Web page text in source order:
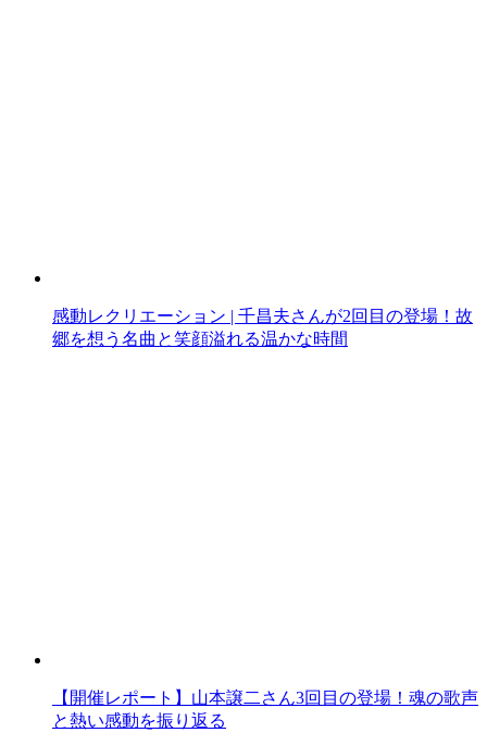
感動レクリエーション | 千昌夫さんが2回目の登場！故
郷を想う名曲と笑顔溢れる温かな時間
【開催レポート】山本譲二さん3回目の登場！魂の歌声
と熱い感動を振り返る